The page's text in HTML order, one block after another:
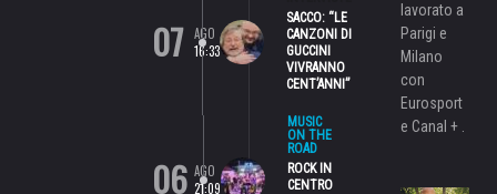
07
AGO
16:33
SACCO: “LE
CANZONI DI
GUCCINI
VIVRANNO
CENT’ANNI”
06 AGO
21:09
MUSIC
ON THE
ROAD
ROCK IN
CENTRO
lavorato a
Parigi e
Milano
con
Eurosport
e Canal + .